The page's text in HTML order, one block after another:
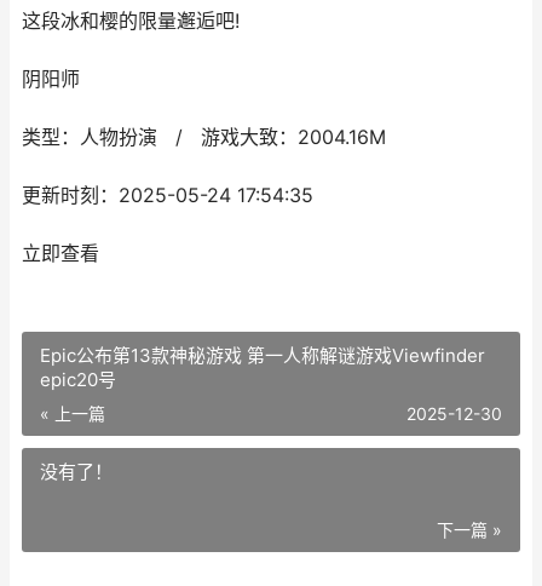
这段冰和樱的限量邂逅吧!
阴阳师
类型：人物扮演 / 游戏大致：2004.16M
更新时刻：2025-05-24 17:54:35
立即查看
Epic公布第13款神秘游戏 第一人称解谜游戏Viewfinder
epic20号
« 上一篇 2025-12-30
没有了！
下一篇 »